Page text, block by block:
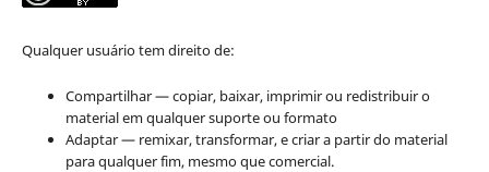
Qualquer usuário tem direito de:
Compartilhar — copiar, baixar, imprimir ou redistribuir o
material em qualquer suporte ou formato
Adaptar — remixar, transformar, e criar a partir do material
para qualquer fim, mesmo que comercial.